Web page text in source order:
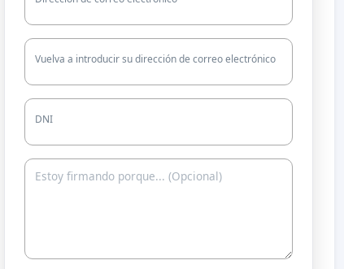
Vuelva a introducir su dirección de correo electrónico
DNI